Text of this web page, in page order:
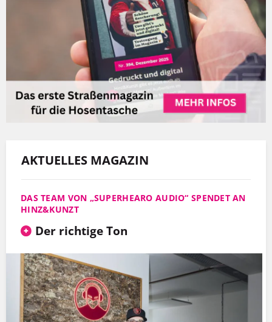
AKTUELLES MAGAZIN
DAS TEAM VON „SUPERHEARO AUDIO“ SPENDET AN
HINZ&KUNZT
Der richtige Ton